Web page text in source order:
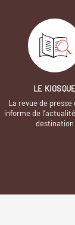
LE
La revue de presse
informe de
destination